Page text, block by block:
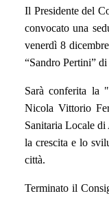
Il Presidente del
convocato una
venerdì 8
“Sandro Pertini”
Sarà conferita la
Nicola Vittorio
Sanitaria Locale
la crescita e lo
città.
Terminato il